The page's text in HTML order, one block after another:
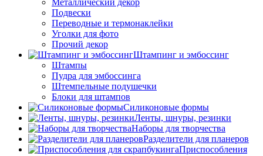
Подвески
Переводные и термонаклейки
Уголки для фото
Прочий декор
Штампинг и эмбоссинг
Штампы
Пудра для эмбоссинга
Штемпельные подушечки
Блоки для штампов
Силиконовые формы
Ленты, шнуры, резинки
Наборы для творчества
Разделители для планеров
Приспособления